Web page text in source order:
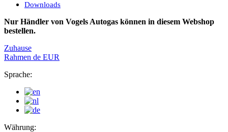
Downloads
Nur Händler von Vogels Autogas können in diesem Webshop
bestellen.
Zuhause
Rahmen de EUR
Sprache:
Währung: